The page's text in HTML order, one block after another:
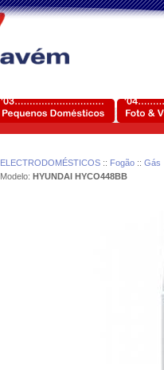
ELECTRODOMÉSTICOS:: Fogão:: Gás
Modelo: HYUNDAI HYCO448BB